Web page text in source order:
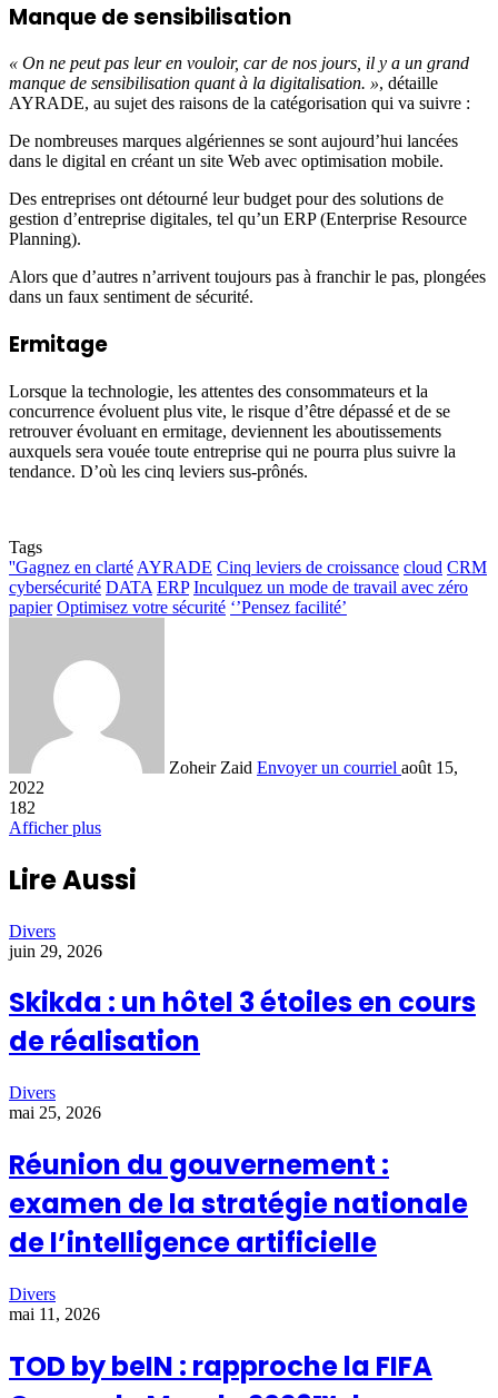
Manque de sensibilisation
« On ne peut pas leur en vouloir, car de nos jours, il y a un grand
manque de sensibilisation quant à la digitalisation. », détaille
AYRADE, au sujet des raisons de la catégorisation qui va suivre :
De nombreuses marques algériennes se sont aujourd’hui lancées
dans le digital en créant un site Web avec optimisation mobile.
Des entreprises ont détourné leur budget pour des solutions de
gestion d’entreprise digitales, tel qu’un ERP (Enterprise Resource
Planning).
Alors que d’autres n’arrivent toujours pas à franchir le pas, plongées
dans un faux sentiment de sécurité.
Ermitage
Lorsque la technologie, les attentes des consommateurs et la
concurrence évoluent plus vite, le risque d’être dépassé et de se
retrouver évoluant en ermitage, deviennent les aboutissements
auxquels sera vouée toute entreprise qui ne pourra plus suivre la
tendance. D’où les cinq leviers sus-prônés.
Tags
''Gagnez en clarté AYRADE Cinq leviers de croissance cloud CRM
cybersécurité DATA ERP Inculquez un mode de travail avec zéro
papier Optimisez votre sécurité ‘’Pensez facilité’
Zoheir Zaid Envoyer un courriel août 15,
2022
182
Afficher plus
Lire Aussi
Divers
juin 29, 2026
Skikda : un hôtel 3 étoiles en cours
de réalisation
Divers
mai 25, 2026
Réunion du gouvernement :
examen de la stratégie nationale
de l’intelligence artificielle
Divers
mai 11, 2026
TOD by beIN : rapproche la FIFA